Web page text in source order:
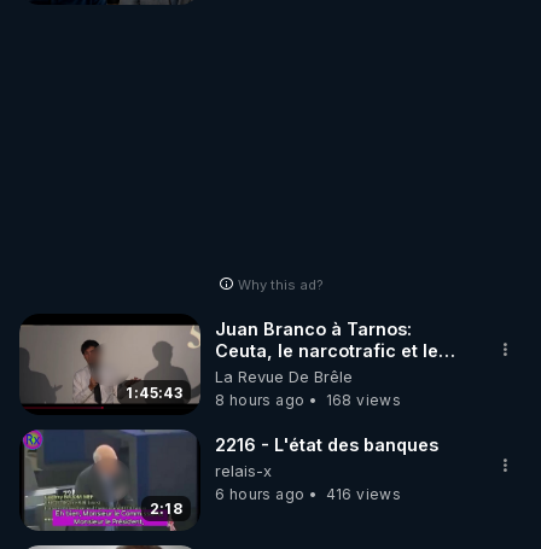
Why this ad?
1:45:43
Juan Branco à Tarnos:
Ceuta, le narcotrafic et le
pouvoir en France
La Revue De Brêle
8 hours ago
168 views
2:18
2216 - L'état des banques
relais-x
6 hours ago
416 views